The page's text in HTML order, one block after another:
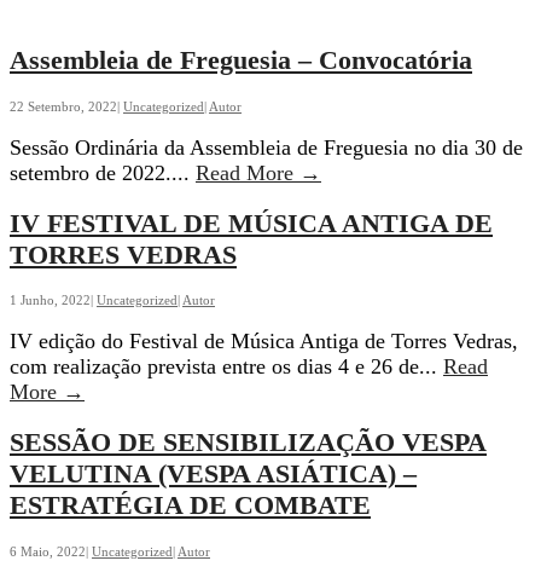
Assembleia de Freguesia – Convocatória
22 Setembro, 2022| Uncategorized| Autor
Sessão Ordinária da Assembleia de Freguesia no dia 30 de
setembro de 2022.... Read More →
Freguesia
IV FESTIVAL DE MÚSICA ANTIGA DE
TORRES VEDRAS
1 Junho, 2022| Uncategorized| Autor
IV edição do Festival de Música Antiga de Torres Vedras,
com realização prevista entre os dias 4 e 26 de... Read
More →
DE
MÚSICA
ANTIGA
DE
TORRES
SESSÃO DE SENSIBILIZAÇÃO VESPA
VELUTINA (VESPA ASIÁTICA) –
ESTRATÉGIA DE COMBATE
6 Maio, 2022| Uncategorized| Autor